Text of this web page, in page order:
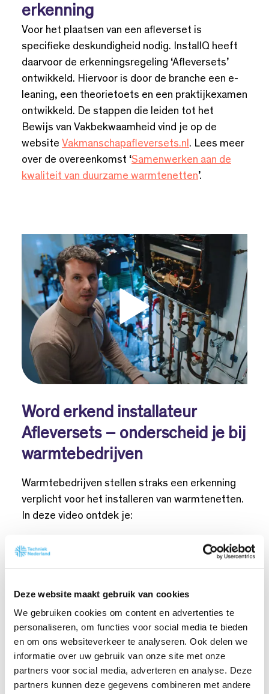
Deze website maakt gebruik van cookies
We gebruiken cookies om content en advertenties te
personaliseren, om functies voor social media te bieden
en om ons websiteverkeer te analyseren. Ook delen we
informatie over uw gebruik van onze site met onze
partners voor social media, adverteren en analyse. Deze
partners kunnen deze gegevens combineren met andere
erkenning
Voor het plaatsen van een afleverset is
specifieke deskundigheid nodig. InstallQ heeft
daarvoor de erkenningsregeling ‘Afleversets’
ontwikkeld. Hiervoor is door de branche een e-
leaning, een theorietoets en een praktijkexamen
ontwikkeld. De stappen die leiden tot het
Bewijs van Vakbekwaamheid vind je op de
website Vakmanschapafleversets.nl . Lees meer
over de overeenkomst ‘Samenwerken aan de
kwaliteit van duurzame warmtenetten’.
Word erkend installateur
Afleversets – onderscheid je bij
warmtebedrijven
Warmtebedrijven stellen straks een erkenning
verplicht voor het installeren van warmtenetten.
In deze video ontdek je:
Hoe je als monteur je vakmanschap
uitbreidt met een gerichte training
binnenhuisinstallaties op warmtenetten
inhoudt
Waarom warmtetechniek belangrijk is voor
de energietransitie én het voorkomen van
netcongestie
Hoe je als bedrijf de erkenning Afleversets
aanvraagt bij InstallQ